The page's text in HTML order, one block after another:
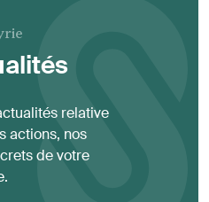
relative
actions, nos
de votre